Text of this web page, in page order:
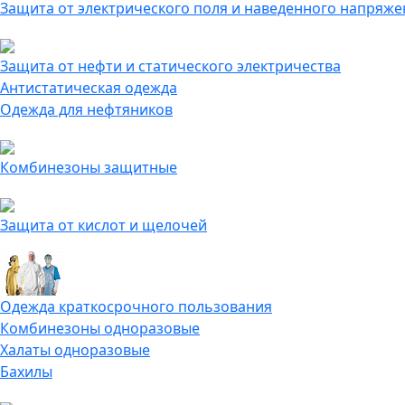
Защита от электрического поля и наведенного
Защита от нефти и статического электричества
Антистатическая одежда
Одежда для нефтяников
Комбинезоны защитные
Защита от кислот и щелочей
Одежда краткосрочного пользования
Комбинезоны одноразовые
Халаты одноразовые
Бахилы